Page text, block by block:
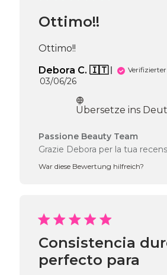
Ottimo!!
Ottimo!!
Debora C. 🇮🇹
03/06/26
Übersetze ins
des
Team
am
Thu
Passione Beauty Team
Grazie Debora per la tua
War diese Bewertung hilfreich?
Consistencia
perfecto para